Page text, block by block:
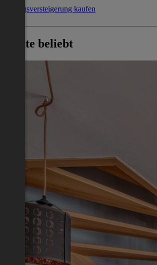
Zwangsversteigerung kaufen
Heute beliebt